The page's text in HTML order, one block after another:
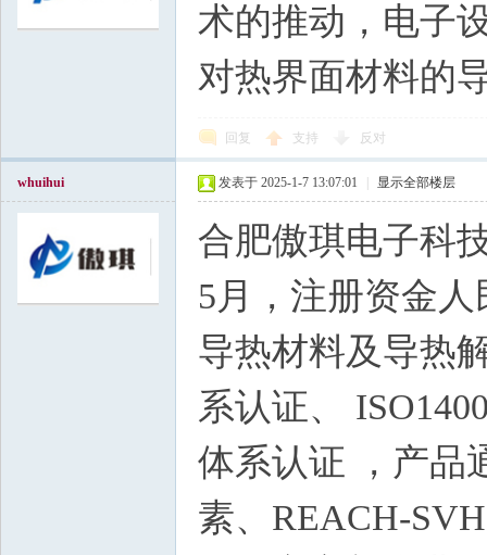
术的推动，电子
对热界面材料的
回复 支持 反对
whuihui 发表于 2025-1-7 13:07:01 显示全部楼层
合肥傲琪电子科
5月，注册资金
导热材料及导热
系认证、
体系认证 ，产品
素、REACH-